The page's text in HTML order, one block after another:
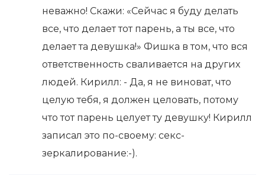
неважно! Скажи: «Сейчас я буду делать
все, что делает тот парень, а ты все, что
делает та девушка!» Фишка в том, что вся
ответственность сваливается на других
людей. Кирилл: - Да, я не виноват, что
целую тебя, я должен целовать, потому
что тот парень целует ту девушку! Кирилл
записал это по-своему: секс-
зеркалирование:-).